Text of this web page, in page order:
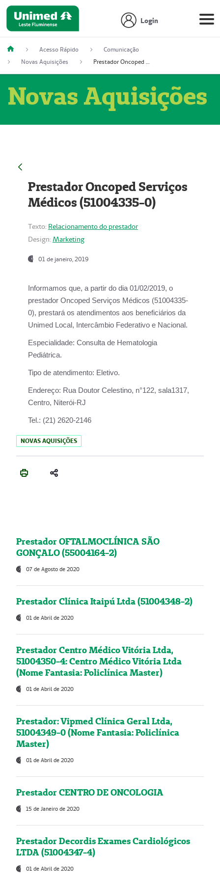
Login
Acesso Rápido
Comunicação
Novas Aquisições
Prestador Oncoped Serviços Médicos (51004335-0)
Novas Aquisições
Prestador Oncoped Serviços
Médicos (51004335-0)
Texto: Relacionamento do prestador
Design: Marketing
01 de janeiro, 2019
Informamos que, a partir do dia 01/02/2019, o
prestador Oncoped Serviços Médicos (51004335-
0), prestará os atendimentos aos beneficiários da
Unimed Local, Intercâmbio Federativo e Nacional.
Especialidade: Consulta de Hematologia
Pediátrica.
Tipo de atendimento: Eletivo.
Endereço: Rua Doutor Celestino, n°122, sala1317,
Centro, Niterói-RJ
Tel.: (21) 2620-2146
NOVAS AQUISIÇÕES
Prestador OFTALMOCLÍNICA SÃO
GONÇALO (55004164-2)
07 de Agosto de 2020
Prestador Clínica Itaipú Ltda (51004348-2)
01 de Abril de 2020
Prestador Centro Médico Vitória Ltda,
51004350-4: Centro Médico Vitória Ltda
(Nome Fantasia: Policlínica Master)
01 de Abril de 2020
Prestador: Vipmed Clínica Geral Ltda,
51004349-0 (Nome Fantasia: Policlínica
Master)
01 de Abril de 2020
Prestador CENTRO DE ONCOLOGIA
15 de Janeiro de 2020
Prestador Decordis Exames Cardiológicos
LTDA (51004347-4)
01 de Abril de 2020